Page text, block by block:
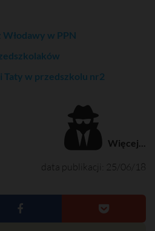
w PPN
Taty w przedszkolu nr2
Więcej...
data publikacji: 25/06/18